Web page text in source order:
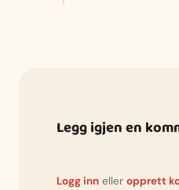
Legg igjen en
Logg inn eller opprett